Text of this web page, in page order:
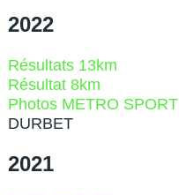
2022
Résultats 13km
Résultat 8km
Photos METRO SPORT
DURBET
2021